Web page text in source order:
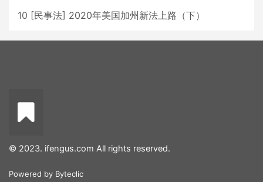
10 [民事法] 2020年美国加州新法上路（下）
© 2023. ifengus.com All rights reserved.
Powered by Byteclic